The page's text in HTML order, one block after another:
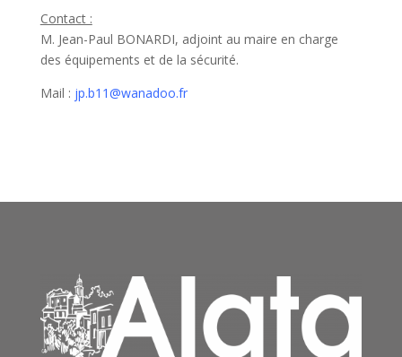
Contact :
M. Jean-Paul BONARDI, adjoint au maire en charge
des équipements et de la sécurité.
Mail : jp.b11@wanadoo.fr